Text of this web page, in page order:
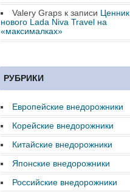
Valery Graps к записи Ценник
нового Lada Niva Travel на
«максималках»
РУБРИКИ
Европейские внедорожники
Корейские внедорожники
Китайские внедорожники
Японские внедорожники
Российские внедорожники